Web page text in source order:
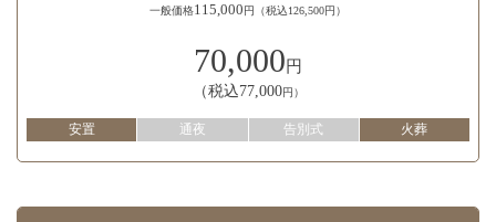
一般価格115,000円（税込126,500円）
70,000円
（税込77,000円）
安置 通夜 告別式 火葬